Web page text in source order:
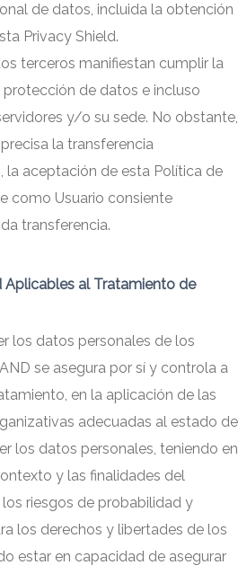
de datos, incluida la obtención
Privacy Shield.
terceros manifiestan cumplir la
de datos e incluso
y/o su sede. No obstante,
la transferencia
la aceptación de esta Política de
como Usuario consiente
transferencia.
Aplicables al Tratamiento de
los datos personales de los
se asegura por sí y controla a
en la aplicación de las
adecuadas al estado de
los datos personales, teniendo en
y las finalidades del
riesgos de probabilidad y
los derechos y libertades de los
estar en capacidad de asegurar